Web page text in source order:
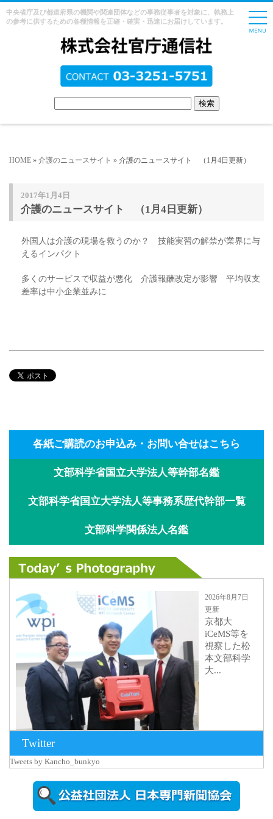
中央省庁及び都道府県の機関や関連団体などの事務従事者を対象に、執務上
の参考に供するための各種情報を正確・確実・迅速にお届けしています。
HOME » 介護のニュースサイト » 介護のニュースサイト （1月4日更新）
2017年1月4日
介護のニュースサイト （1月4日更新）
外国人は介護の現場を救うのか？ 技能実習の解禁が業界に与
えるインパクト
多くのサービスで収益が悪化 介護報酬改定が影響 平均収支
差率は中小企業並みに
各紙ご購読のお申込み・お問い合せはこちら
文部科学省国立大学法人等幹部名鑑
文部科学省国立大学法人等事務系歴代幹部一覧
文部科学関係法人名鑑
2026年8月7日
更新
京都大
iCeMS等を
視察した松
本文部科学
大...
2026年8月5日
更新
農工大で大
Twitter
Tweets by Kancho_bunkyo